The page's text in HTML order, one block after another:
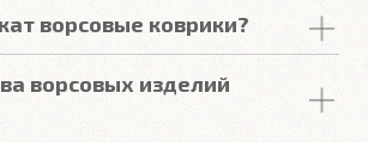
ворсовые коврики?
до 5лет. У некоторых наших
более 10
ворсовых изделий